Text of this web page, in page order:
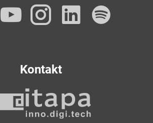
Facebook
YouTube
Instagram
Kontakt